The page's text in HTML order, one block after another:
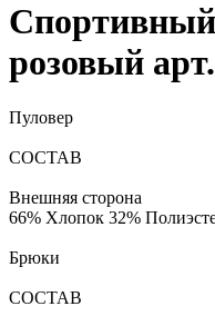
розовый
Пуловер
СОСТАВ
Внешняя сторона
66% Хлопок 32%
Брюки
СОСТАВ